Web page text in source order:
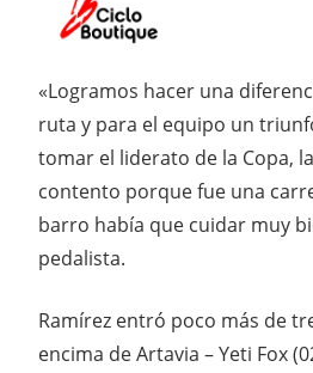
«Logramos hacer una
ruta y para el equipo un
tomar el liderato de la Copa,
contento porque fue una
barro había que cuidar muy
pedalista.
Ramírez entró poco más de
encima de Artavia – Yeti Fox